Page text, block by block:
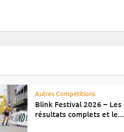
Autres Compétitions
Blink Festival 2026 – Les
résultats complets et le...